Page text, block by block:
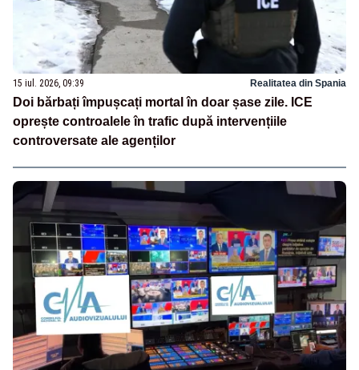
15 iul. 2026, 09:39 Realitatea din Spania
Doi bărbați împușcați mortal în doar șase zile. ICE
oprește controalele în trafic după intervențiile
controversate ale agenților